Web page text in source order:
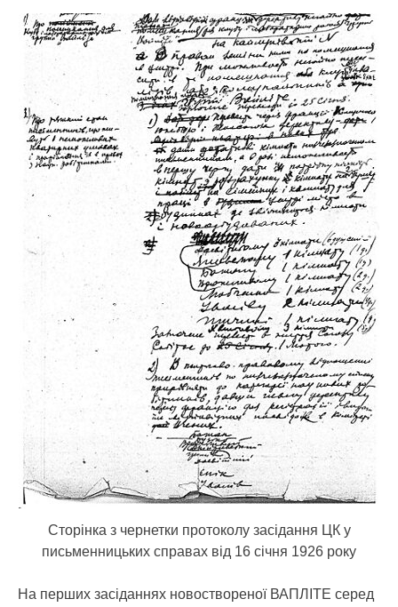
Сторінка з чернетки протоколу засідання ЦК у
письменницьких справах від 16 січня 1926 року
На перших засіданнях новоствореної ВАПЛІТЕ серед